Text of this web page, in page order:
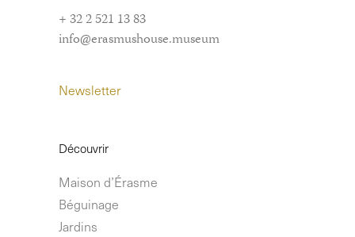
+ 32 2 521 13 83
info@erasmushouse.museum
Newsletter
Découvrir
Maison d’Érasme
Béguinage
Jardins